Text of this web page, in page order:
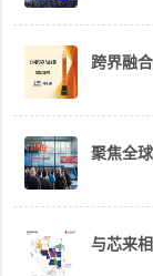
跨界融
聚焦全
与芯来